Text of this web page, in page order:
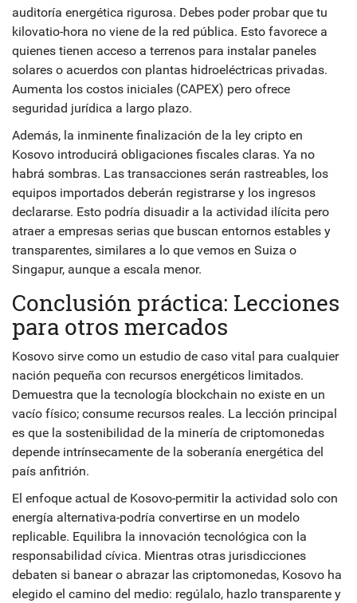
auditoría energética rigurosa. Debes poder probar que tu
kilovatio-hora no viene de la red pública. Esto favorece a
quienes tienen acceso a terrenos para instalar paneles
solares o acuerdos con plantas hidroeléctricas privadas.
Aumenta los costos iniciales (CAPEX) pero ofrece
seguridad jurídica a largo plazo.
Además, la inminente finalización de la ley cripto en
Kosovo introducirá obligaciones fiscales claras. Ya no
habrá sombras. Las transacciones serán rastreables, los
equipos importados deberán registrarse y los ingresos
declararse. Esto podría disuadir a la actividad ilícita pero
atraer a empresas serias que buscan entornos estables y
transparentes, similares a lo que vemos en Suiza o
Singapur, aunque a escala menor.
Conclusión práctica: Lecciones
para otros mercados
Kosovo sirve como un estudio de caso vital para cualquier
nación pequeña con recursos energéticos limitados.
Demuestra que la tecnología blockchain no existe en un
vacío físico; consume recursos reales. La lección principal
es que la sostenibilidad de la minería de criptomonedas
depende intrínsecamente de la soberanía energética del
país anfitrión.
El enfoque actual de Kosovo-permitir la actividad solo con
energía alternativa-podría convertirse en un modelo
replicable. Equilibra la innovación tecnológica con la
responsabilidad cívica. Mientras otras jurisdicciones
debaten si banear o abrazar las criptomonedas, Kosovo ha
elegido el camino del medio: regúlalo, hazlo transparente y